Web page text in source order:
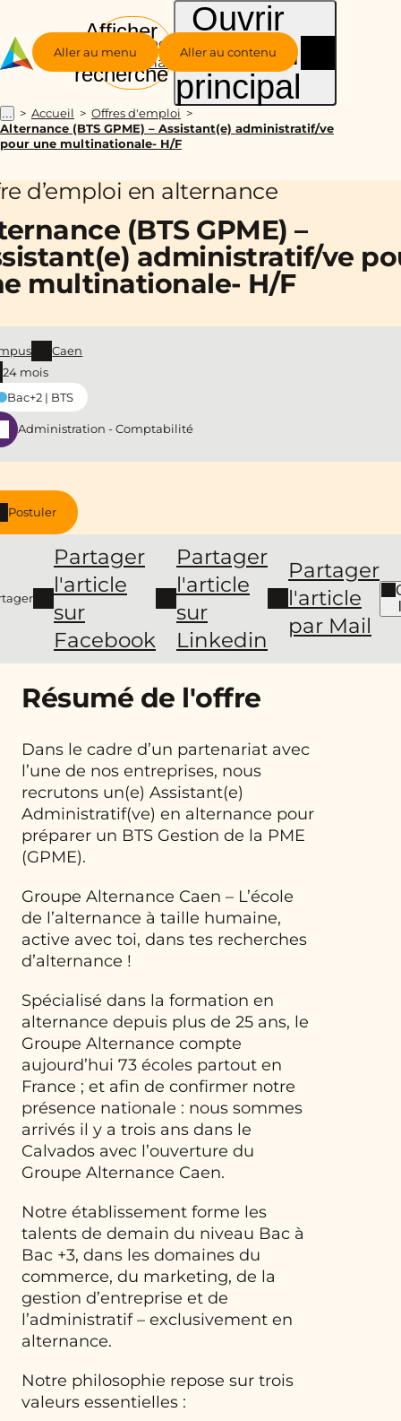
Aller au menu Aller au contenu
Groupe
Alternance
Afficher
la
recherche
Ouvrir
le menu
principal
... Accueil
Offres d'emploi
Alternance (BTS GPME) – Assistant(e) administratif/ve
pour une multinationale- H/F
d’emploi en alternance
(BTS GPME) –
administratif/ve
multinationale- H/F
Postuler
Partager
l'article
sur
Facebook
Partager
l'article
sur
Linkedin
Partager
l'article
par Mail
Caen
24 mois
Bac+2 | BTS
Administration - Comptabilité
Résumé de l'offre
Dans le cadre d’un partenariat avec
l’une de nos entreprises, nous
recrutons un(e) Assistant(e)
Administratif(ve) en alternance pour
préparer un BTS Gestion de la PME
(GPME).
Groupe Alternance Caen – L’école
de l’alternance à taille humaine,
active avec toi, dans tes recherches
d’alternance !
Spécialisé dans la formation en
alternance depuis plus de 25 ans, le
Groupe Alternance compte
aujourd’hui 73 écoles partout en
France ; et afin de confirmer notre
présence nationale : nous sommes
arrivés il y a trois ans dans le
Calvados avec l’ouverture du
Groupe Alternance Caen.
Notre établissement forme les
talents de demain du niveau Bac à
Bac +3, dans les domaines du
commerce, du marketing, de la
gestion d’entreprise et de
l’administratif – exclusivement en
alternance.
Notre philosophie repose sur trois
valeurs essentielles :